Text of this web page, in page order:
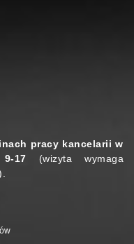
pracy kancelarii w
17 (wizyta wymaga